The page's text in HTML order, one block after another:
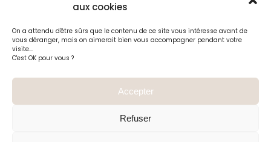
aux cookies
On a attendu d'être sûrs que le contenu de ce site vous intéresse avant de
vous déranger, mais on aimerait bien vous accompagner pendant votre
visite...
C'est OK pour vous ?
Accepter
Refuser
UE), dans le cadre de la réponse de l’Union
européenne à la pandémie COVID-19. L’Europe
s’engage à La Réunion